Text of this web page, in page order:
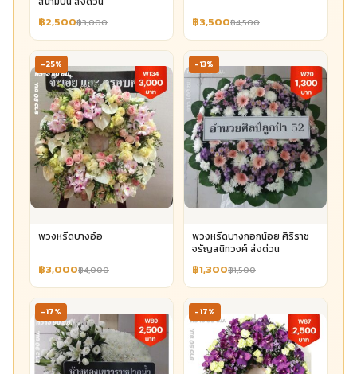
฿2,500฿3,000 ฿3,500฿4,500
-25%
พวงหรีดบางอ้อ
฿3,000฿4,000
-13%
พวงหรีดบางกอกน้อย ศิริราช
จรัญสนิทวงศ์ ส่งด่วน
฿1,300฿1,500
-17% -17%